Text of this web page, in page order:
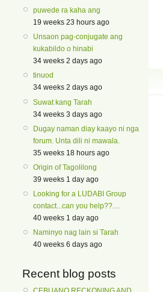
puwede ra kaha ang
19 weeks 23 hours ago
Unsaon pag-conjugate ang
kukabildo o hinabi
34 weeks 2 days ago
tinuod
34 weeks 2 days ago
Suwat kang Tarah
34 weeks 3 days ago
Dugay naman diay kaayo ni nga
forum. Unta dili ni mawala.
35 weeks 18 hours ago
Origin of Tagolilong
39 weeks 1 day ago
Looking for a LUDABI Group
contact...can you help??....
40 weeks 1 day ago
Naminyo nag lain si Tarah
40 weeks 6 days ago
Recent blog posts